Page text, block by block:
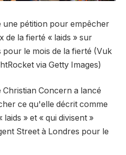
une pétition pour empêcher
de la fierté « laids » sur
pour le mois de la fierté (Vuk
via Getty Images)
Christian Concern a lancé
ce qu'elle décrit comme
» et « qui divisent »
Street à Londres pour le